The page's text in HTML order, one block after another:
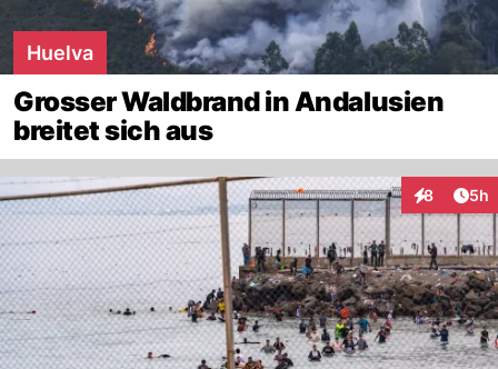
Huelva
Grosser Waldbrand in Andalusien
breitet sich aus
8 5h